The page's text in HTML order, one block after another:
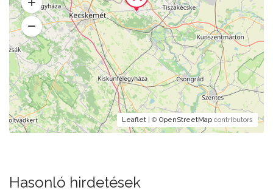
Leaflet | © OpenStreetMap contributors
Hasonló hirdetések